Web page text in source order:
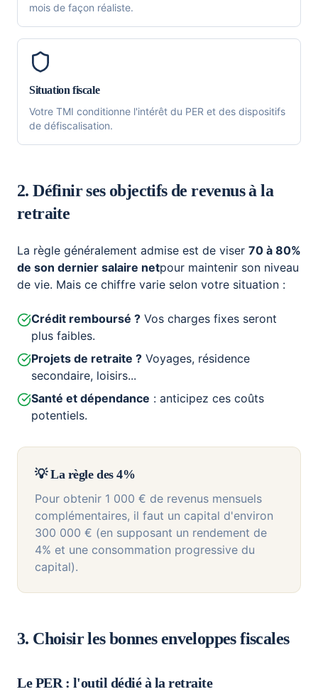
mois de façon réaliste.
Situation fiscale
Votre TMI conditionne l'intérêt du PER et des dispositifs
de défiscalisation.
2. Définir ses objectifs de revenus à la
retraite
La règle généralement admise est de viser 70 à 80%
de son dernier salaire netpour maintenir son niveau
de vie. Mais ce chiffre varie selon votre situation :
Crédit remboursé ? Vos charges fixes seront
plus faibles.
Projets de retraite ? Voyages, résidence
secondaire, loisirs...
Santé et dépendance : anticipez ces coûts
potentiels.
💡 La règle des 4%
Pour obtenir 1 000 € de revenus mensuels
complémentaires, il faut un capital d'environ
300 000 € (en supposant un rendement de
4% et une consommation progressive du
capital).
3. Choisir les bonnes enveloppes fiscales
Le PER : l'outil dédié à la retraite